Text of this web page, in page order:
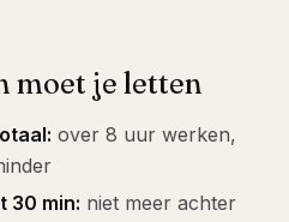
moet je letten
over 8 uur werken,
30 min: niet meer achter